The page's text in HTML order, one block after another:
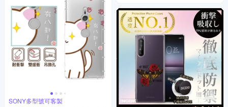
SONY多型號可客製